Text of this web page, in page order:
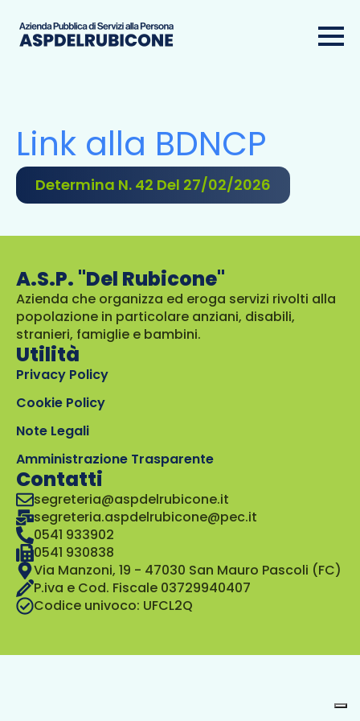
Link alla BDNCP
Determina N. 42 Del 27/02/2026
A.S.P. "Del Rubicone"
Azienda che organizza ed eroga servizi rivolti alla
popolazione in particolare anziani, disabili,
stranieri, famiglie e bambini.
Utilità
Privacy Policy
Cookie Policy
Note Legali
Amministrazione Trasparente
Contatti
segreteria@aspdelrubicone.it
segreteria.aspdelrubicone@pec.it
0541 933902
0541 930838
Via Manzoni, 19 - 47030 San Mauro Pascoli (FC)
P.iva e Cod. Fiscale 03729940407
Codice univoco: UFCL2Q